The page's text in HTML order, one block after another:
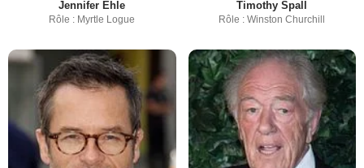
Jennifer Ehle
Rôle : Myrtle Logue
Timothy Spall
Rôle : Winston Churchill